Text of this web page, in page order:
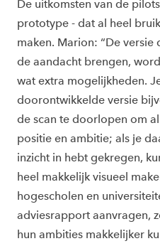
De uitkomsten van de
prototype - dat al heel
maken. Marion: “De
de aandacht brengen,
wat extra mogelijkheden.
doorontwikkelde versie
de scan te doorlopen om
positie en ambitie; als je
inzicht in hebt gekregen,
heel makkelijk visueel
hogescholen en
adviesrapport aanvragen,
hun ambities makkelijker